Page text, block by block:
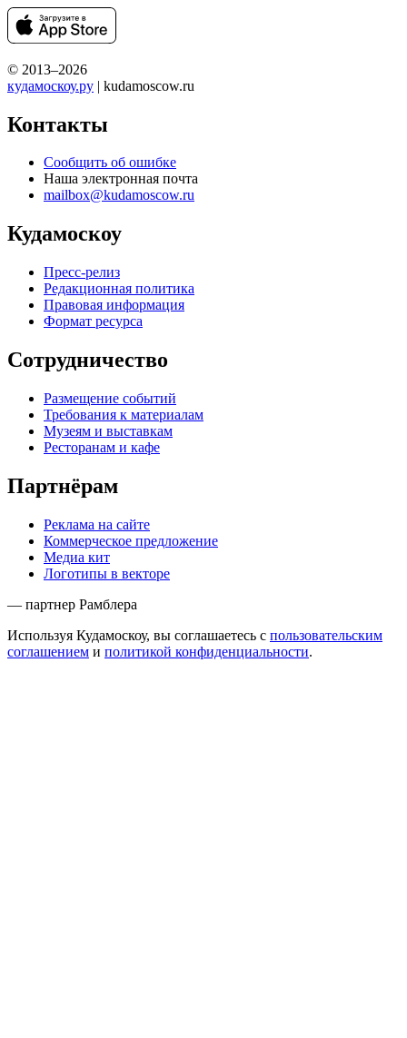
© 2013–2026
кудамоскоу.ру | kudamoscow.ru
Контакты
Сообщить об ошибке
Наша электронная почта
mailbox@kudamoscow.ru
Кудамоскоу
Пресс-релиз
Редакционная политика
Правовая информация
Формат ресурса
Сотрудничество
Размещение событий
Требования к материалам
Музеям и выставкам
Ресторанам и кафе
Партнёрам
Реклама на сайте
Коммерческое предложение
Медиа кит
Логотипы в векторе
— партнер Рамблера
Используя Кудамоскоу, вы соглашаетесь с пользовательским
соглашением и политикой конфиденциальности.